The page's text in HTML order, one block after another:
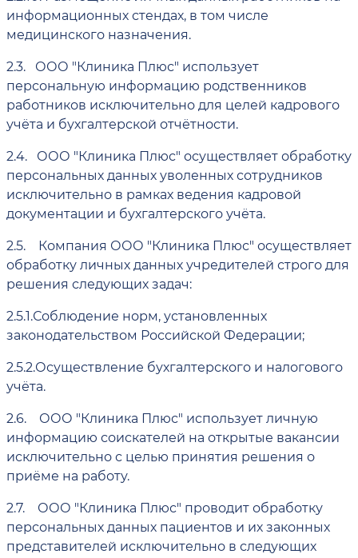
информационных стендах, в том числе
медицинского назначения.
2.3.
ООО "Клиника Плюс" использует
персональную информацию родственников
работников исключительно для целей кадрового
учёта и бухгалтерской отчётности.
2.4.
ООО "Клиника Плюс" осуществляет обработку
персональных данных уволенных сотрудников
исключительно в рамках ведения кадровой
документации и бухгалтерского учёта.
2.5.
Компания ООО "Клиника Плюс" осуществляет
обработку личных данных учредителей строго для
решения следующих задач:
2.5.1.Соблюдение норм, установленных
законодательством Российской Федерации;
2.5.2.Осуществление бухгалтерского и налогового
учёта.
2.6.
ООО "Клиника Плюс" использует личную
информацию соискателей на открытые вакансии
исключительно с целью принятия решения о
приёме на работу.
2.7.
ООО "Клиника Плюс" проводит обработку
персональных данных пациентов и их законных
представителей исключительно в следующих